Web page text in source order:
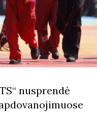
nusprendė